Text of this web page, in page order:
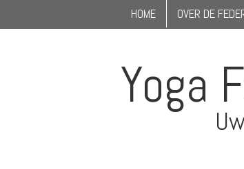
HOME OVER DE
Yoga